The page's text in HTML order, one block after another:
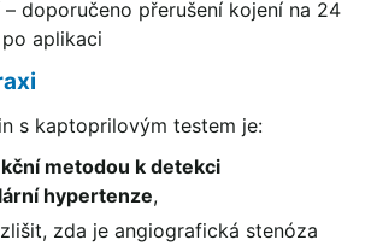
– doporučeno přerušení kojení na 24
aplikaci
s kaptoprilovým testem je:
metodou k detekci
hypertenze,
zda je angiografická stenóza